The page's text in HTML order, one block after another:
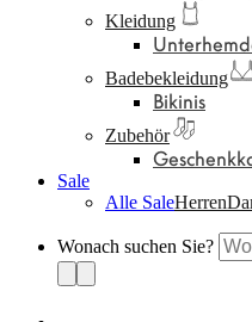
Kleidung
Badebekleidung
Bikinis
Zubehör
Sale
Alle SaleHerren
Wonach suchen Sie?